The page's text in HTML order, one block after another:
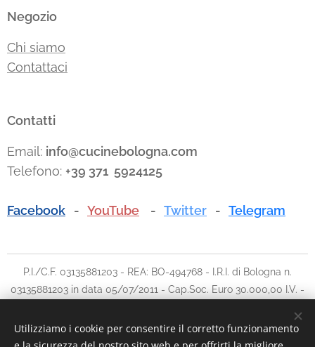
Negozio
Chi siamo
Contattaci
Contatti
Email: info@cucinebologna.com
Telefono: +39 371 5924125
Facebook - YouTube - Twitter - Telegram
P.I./C.F. 03135881203 - REA: BO-494768 - I.R.I. di Bologna n.
03135881203 in data 05/07/2011 - Cap.Soc. Euro 30.000,00 I.V. -
info@traslochi2000bo.it
Utilizziamo i cookie per consentire il corretto funzionamento